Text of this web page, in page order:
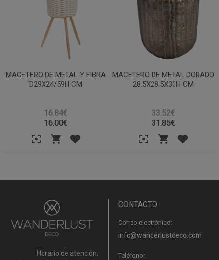
MACETERO DE METAL Y FIBRA
D29X24/59H CM
16.84€
16.00€
MACETERO DE METAL DORADO
28.5X28.5X30H CM
33.52€
31.85€
Horario de atención:
CONTACTO
Correo electrónico:
info@wanderlustdeco.com
Teléfono: